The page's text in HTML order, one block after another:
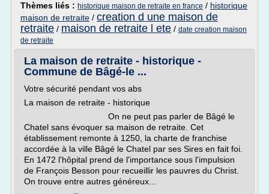
Thèmes liés : historique maison de retraite en france / historique
maison de retraite / creation d une maison de
retraite / maison de retraite l ete / date creation maison
de retraite
La maison de retraite - historique -
Commune de Bâgé-le ...
Votre sécurité pendant vos abs
La maison de retraite - historique
On ne peut pas parler de Bâgé le
Chatel sans évoquer sa maison de retraite. Cet
établissement remonte à 1250, la charte de franchise
accordée à la ville Bâgé le Chatel par ses Sires en fait foi.
En 1472 l'hôpital prend de l'importance sous l'impulsion
de François Besson pour recueillir les pauvres du Christ.
On trouve entre autres généreux...